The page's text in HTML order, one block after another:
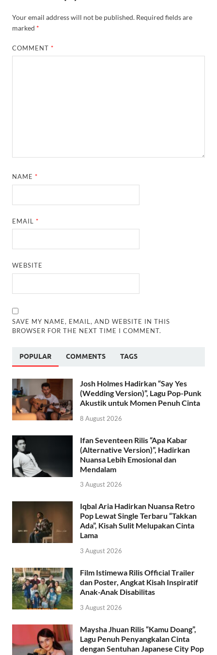
Your email address will not be published. Required fields are
marked *
COMMENT*
NAME*
EMAIL*
WEBSITE
SAVE MY NAME, EMAIL, AND WEBSITE IN THIS
BROWSER FOR THE NEXT TIME I COMMENT.
POPULAR COMMENTS TAGS
Josh Holmes Hadirkan “Say Yes
(Wedding Version)”, Lagu Pop-Punk
Akustik untuk Momen Penuh Cinta
8 August 2026
Ifan Seventeen Rilis “Apa Kabar
(Alternative Version)”, Hadirkan
Nuansa Lebih Emosional dan
Mendalam
3 August 2026
Iqbal Aria Hadirkan Nuansa Retro
Pop Lewat Single Terbaru “Takkan
Ada”, Kisah Sulit Melupakan Cinta
Lama
3 August 2026
Film Istimewa Rilis Official Trailer
dan Poster, Angkat Kisah Inspiratif
Anak-Anak Disabilitas
3 August 2026
Maysha Jhuan Rilis “Kamu Doang”,
Lagu Penuh Penyangkalan Cinta
dengan Sentuhan Japanese City Pop